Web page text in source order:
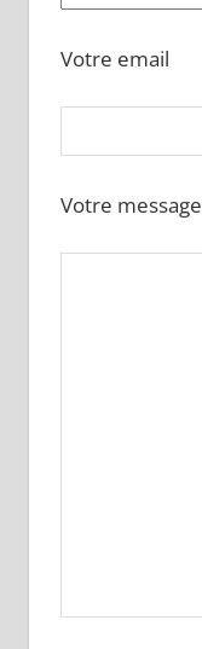
Votre email
Votre message